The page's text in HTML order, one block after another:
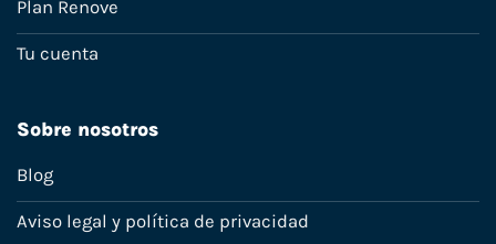
Plan Renove
Tu cuenta
Sobre nosotros
Blog
Aviso legal y política de privacidad